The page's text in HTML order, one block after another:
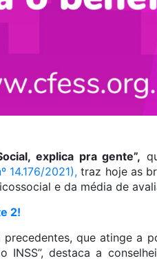
explica pra gente”,
14.176/2021), traz hoje as
e da média de
2!
que atinge a
destaca a